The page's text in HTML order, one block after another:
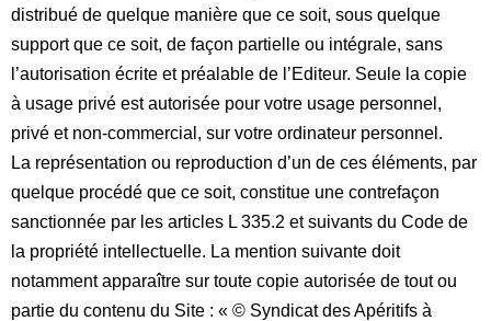
distribué de quelque manière que ce soit, sous quelque
support que ce soit, de façon partielle ou intégrale, sans
l’autorisation écrite et préalable de l’Editeur. Seule la copie
à usage privé est autorisée pour votre usage personnel,
privé et non-commercial, sur votre ordinateur personnel.
La représentation ou reproduction d’un de ces éléments, par
quelque procédé que ce soit, constitue une contrefaçon
sanctionnée par les articles L 335.2 et suivants du Code de
la propriété intellectuelle. La mention suivante doit
notamment apparaître sur toute copie autorisée de tout ou
partie du contenu du Site : « © Syndicat des Apéritifs à